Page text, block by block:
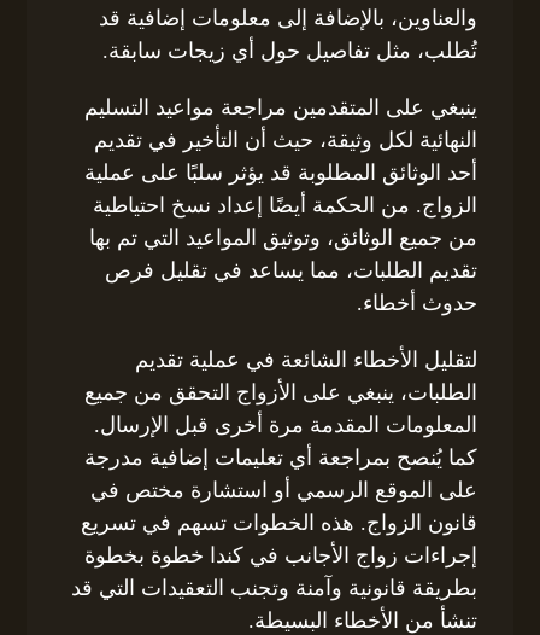
والعناوين، بالإضافة إلى معلومات إضافية قد
تُطلب، مثل تفاصيل حول أي زيجات سابقة.
ينبغي على المتقدمين مراجعة مواعيد التسليم
النهائية لكل وثيقة، حيث أن التأخير في تقديم
أحد الوثائق المطلوبة قد يؤثر سلبًا على عملية
الزواج. من الحكمة أيضًا إعداد نسخ احتياطية
من جميع الوثائق، وتوثيق المواعيد التي تم بها
تقديم الطلبات، مما يساعد في تقليل فرص
حدوث أخطاء.
لتقليل الأخطاء الشائعة في عملية تقديم
الطلبات، ينبغي على الأزواج التحقق من جميع
المعلومات المقدمة مرة أخرى قبل الإرسال.
كما يُنصح بمراجعة أي تعليمات إضافية مدرجة
على الموقع الرسمي أو استشارة مختص في
قانون الزواج. هذه الخطوات تسهم في تسريع
إجراءات زواج الأجانب في كندا خطوة بخطوة
بطريقة قانونية وآمنة وتجنب التعقيدات التي قد
تنشأ من الأخطاء البسيطة.